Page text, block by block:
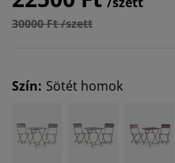
30000 Ft /szett
Szín: Sötét homok